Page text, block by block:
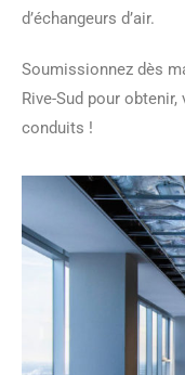
d’échangeurs d’air.
Soumissionnez dès
Rive-Sud pour
conduits !